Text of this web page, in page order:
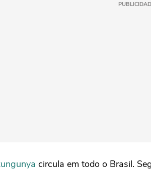
circula em todo o Brasil.